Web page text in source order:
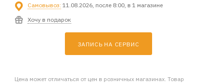
Самовывоз: 11.08.2026, после 8:00, в 1 магазине
Хочу в подарок
ЗАПИСЬ НА СЕРВИС
Цена может отличаться от цен в розничных магазинах. Товар